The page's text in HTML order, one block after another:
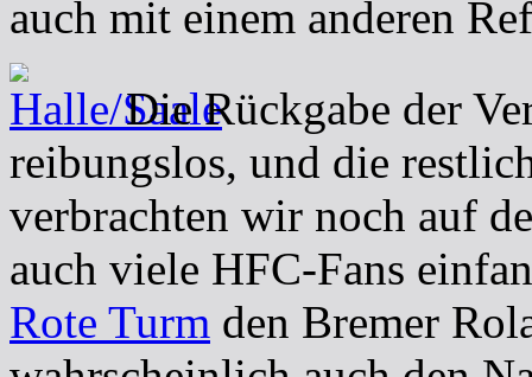
auch mit einem anderen
Die Rückgabe der
reibungslos, und die
verbrachten wir noch auf
auch viele HFC-Fans
Rote Turm den Bremer